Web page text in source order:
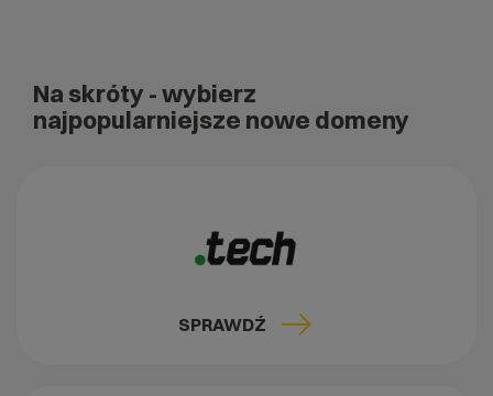
Na skróty - wybierz
najpopularniejsze nowe domeny
SPRAWDŹ